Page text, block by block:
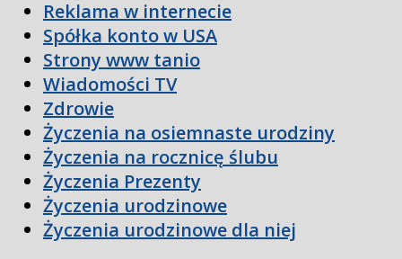
Reklama w internecie
Spółka konto w USA
Strony www tanio
Wiadomości TV
Zdrowie
Życzenia na osiemnaste urodziny
Życzenia na rocznicę ślubu
Życzenia Prezenty
Życzenia urodzinowe
Życzenia urodzinowe dla niej